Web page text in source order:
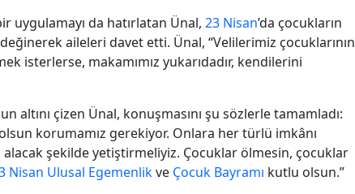
uygulamayı da hatırlatan Ünal, 23 Nisan’da çocukların
aileleri davet etti. Ünal, “Velilerimiz çocuklarının
isterlerse, makamımız yukarıdadır, kendilerini
altını çizen Ünal, konuşmasını şu sözlerle tamamladı:
korumamız gerekiyor. Onlara her türlü imkânı
şekilde yetiştirmeliyiz. Çocuklar ölmesin, çocuklar
Nisan Ulusal Egemenlikve Çocuk Bayramı kutlu olsun.”